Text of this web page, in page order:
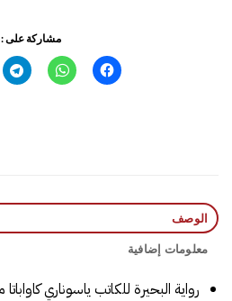
مشاركة على :
الوصف
معلومات إضافية
رواية البحيرة للكاتب ياسوناري